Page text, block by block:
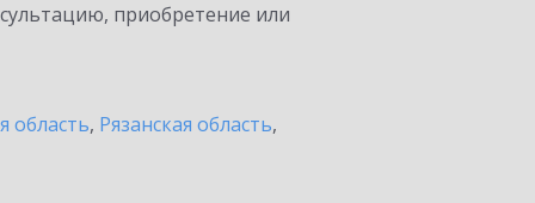
приобретение или
область, Рязанская область,